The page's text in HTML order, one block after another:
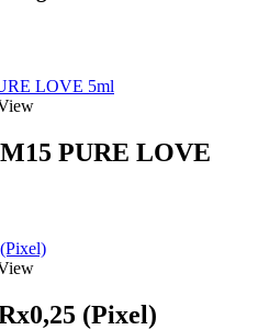
PURE LOVE
(Pixel)